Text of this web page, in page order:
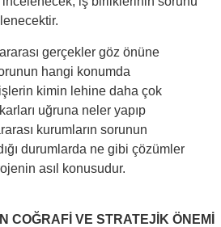
gerçekler göz önüne
hangi konumda
kimin lehine daha çok
uğruna neler yapıp
kurumların sorunun
durumlarda ne gibi çözümler
asıl konusudur.
COĞRAFİ VE STRATEJİK ÖNEMİ